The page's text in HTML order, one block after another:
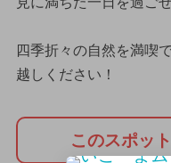
四季折々の自然を満喫
越しください！
このスポッ